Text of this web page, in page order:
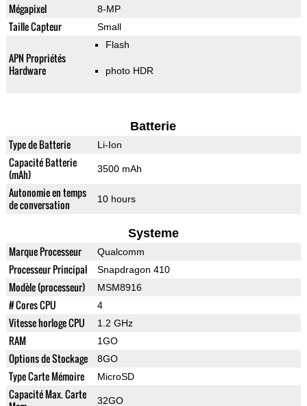
Mégapixel 8-MP
Taille Capteur Small
APN Propriétés
Hardware
Flash
photo HDR
Batterie
Type de Batterie Li-Ion
Capacité Batterie
(mAh)
3500 mAh
Autonomie en temps
de conversation
10 hours
Systeme
Marque Processeur Qualcomm
Processeur Principal Snapdragon 410
Modèle (processeur) MSM8916
# Cores CPU 4
Vitesse horloge CPU 1.2 GHz
RAM 1GO
Options de Stockage 8GO
Type Carte Mémoire MicroSD
Capacité Max. Carte
32GO